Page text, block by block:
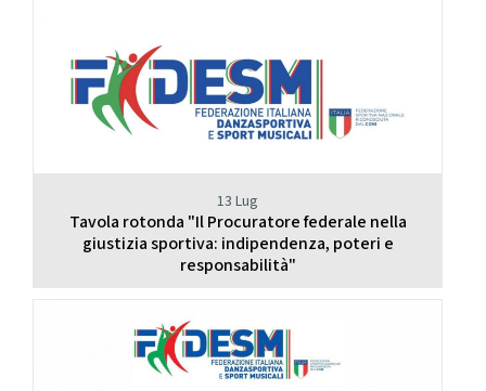
13 Lug
Tavola rotonda "Il Procuratore federale nella
giustizia sportiva: indipendenza, poteri e
responsabilità"